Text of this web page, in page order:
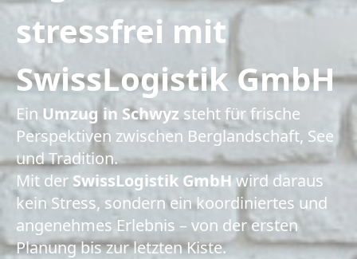
stressfrei mit
SwissLogistik GmbH
Ein Umzug in Schwyz steht für frische
Perspektiven zwischen Berglandschaft, See
und Tradition.
Mit der SwissLogistik GmbHwird daraus
kein Stress, sondern ein koordiniertes und
angenehmes Erlebnis – von der ersten
Planung bis zur letzten Kiste.